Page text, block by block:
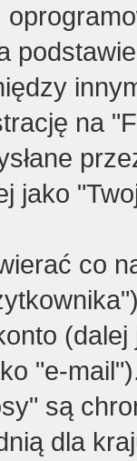
na
jako
co
"e-
są
dla